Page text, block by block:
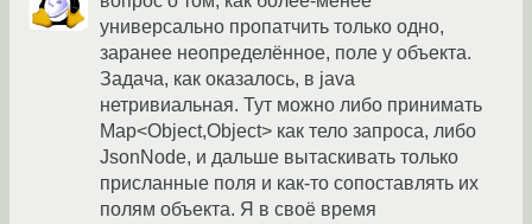
универсально пропатчить только одно,
заранее неопределённое, поле у объекта.
Задача, как оказалось, в java
нетривиальная. Тут можно либо принимать
Map<Object,Object> как тело запроса, либо
JsonNode, и дальше вытаскивать только
присланные поля и как-то сопоставлять их
полям объекта. Я в своё время